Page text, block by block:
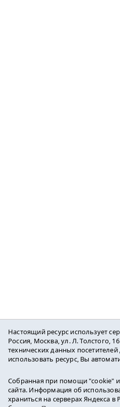
Настоящий ресурс использует
Россия, Москва, ул. Л. Толстого,
технических данных
использовать ресурс, Вы
Собранная при помощи "cookie"
сайта. Информация об
храниться на серверах Яндекса